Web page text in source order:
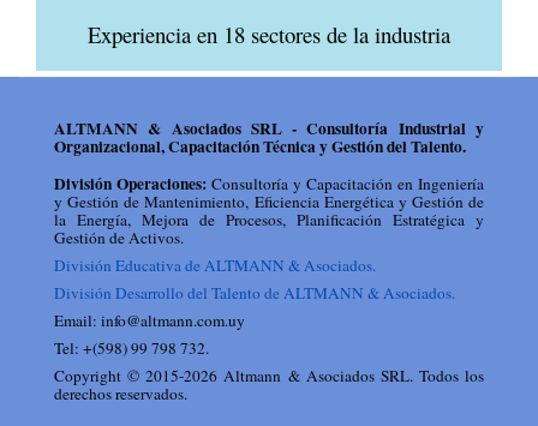
Experiencia en 18 sectores de la industria
ALTMANN & Asociados SRL - Consultoría Industrial y
Organizacional, Capacitación Técnica y Gestión del Talento.
División Operaciones: Consultoría y Capacitación en Ingeniería
y Gestión de Mantenimiento, Eficiencia Energética y Gestión de
la Energía, Mejora de Procesos, Planificación Estratégica y
Gestión de Activos.
División Educativa de ALTMANN & Asociados.
División Desarrollo del Talento de ALTMANN & Asociados.
Email: info@altmann.com.uy
Tel: +(598) 99 798 732.
Copyright © 2015-2026 Altmann & Asociados SRL. Todos los
derechos reservados.